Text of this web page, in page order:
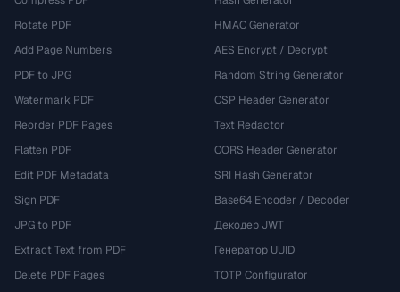
Rotate PDF
Add Page Numbers
PDF to JPG
Watermark PDF
Reorder PDF Pages
Flatten PDF
Edit PDF Metadata
Sign PDF
JPG to PDF
Extract Text from PDF
Delete PDF Pages
HMAC Generator
AES Encrypt / Decrypt
Random String Generator
CSP Header Generator
Text Redactor
CORS Header Generator
SRI Hash Generator
Base64 Encoder / Decoder
Декодер JWT
Генератор UUID
TOTP Configurator